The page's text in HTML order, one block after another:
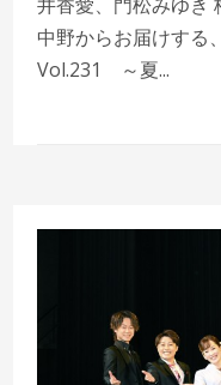
中野からお届けする
Vol.231 ～夏...